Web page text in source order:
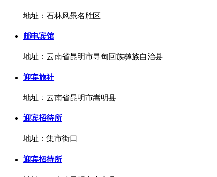
地址：石林风景名胜区
邮电宾馆
地址：云南省昆明市寻甸回族彝族自治县
迎宾旅社
地址：云南省昆明市嵩明县
迎宾招待所
地址：集市街口
迎宾招待所